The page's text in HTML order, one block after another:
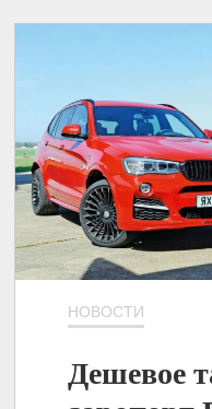
НОВОСТИ
Дешевое